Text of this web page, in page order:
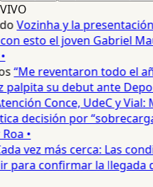
VIVO
Vozinha y la presentación
esto el joven Gabriel
“Me reventaron todo el
palpita su debut ante
Conce, UdeC y Vial:
decisión por
•
vez más cerca: Las
para confirmar la llegada